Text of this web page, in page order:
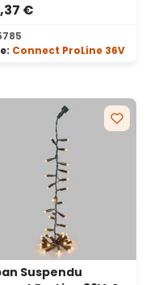
€
Connect ProLine 36V
Suspendu